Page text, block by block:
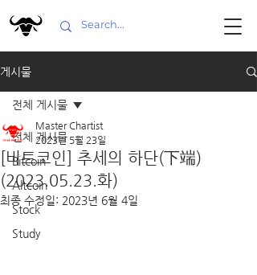
게시물
전체 게시물
Bitcoin
Altcoin
Stock
Study
전체 게시물
[비트코인] 추세의 하단(下端)
(2023.05.23.화)
Master Chartist
2023년 5월 23일
최종 수정일: 2023년 6월 4일